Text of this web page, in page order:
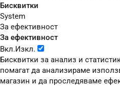
Бисквитки
System
За ефективност
За ефективност
Вкл.Изкл.
Бисквитки за анализ и
помагат да анализираме
магазин и да проследяваме